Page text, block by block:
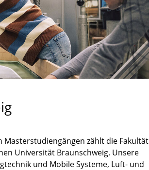
zählt die
Universität Braunschweig. Unsere
und Mobile Systeme, Luft- und